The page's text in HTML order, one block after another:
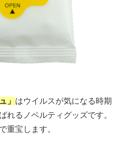
」 はウイルスが気になる時期
れるノベルティグッズです。
重宝します。